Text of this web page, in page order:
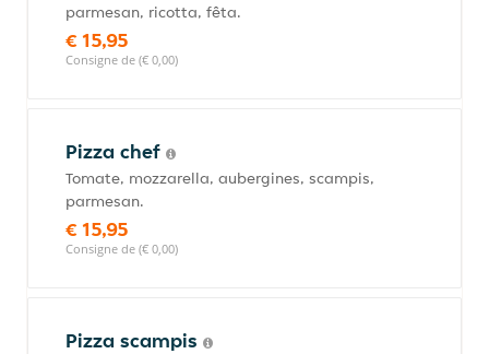
parmesan, ricotta, fêta.
€ 15,95
Consigne de (€ 0,00)
Pizza chef
Tomate, mozzarella, aubergines, scampis,
parmesan.
€ 15,95
Consigne de (€ 0,00)
Pizza scampis